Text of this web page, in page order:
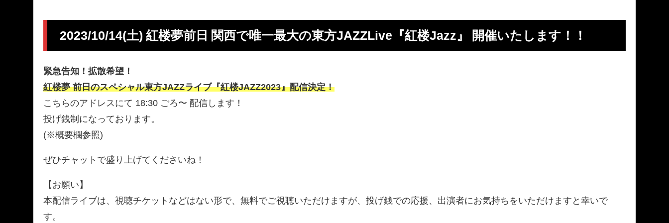
2023/10/14(土) 紅楼夢前日 関西で唯一最大の東方JAZZLive『紅楼Jazz』 開催いたします！！
緊急告知！拡散希望！
紅楼夢 前日のスペシャル東方JAZZライブ『紅楼JAZZ2023』配信決定！
こちらのアドレスにて 18:30 ごろ〜 配信します！
投げ銭制になっております。
(※概要欄参照)
ぜひチャットで盛り上げてくださいね！
【お願い】
本配信ライブは、視聴チケットなどはない形で、無料でご視聴いただけますが、投げ銭での応援、出演者にお気持ちをいただけますと幸いで
す。